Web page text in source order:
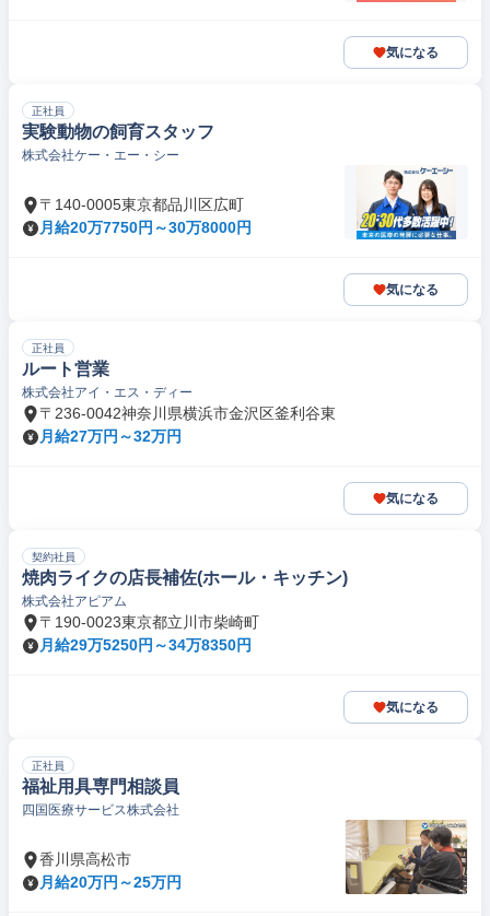
気になる
正社員
実験動物の飼育スタッフ
株式会社ケー・エー・シー
〒140-0005東京都品川区広町
月給20万7750円～30万8000円
気になる
正社員
ルート営業
株式会社アイ・エス・ディー
〒236-0042神奈川県横浜市金沢区釜利谷東
月給27万円～32万円
気になる
契約社員
焼肉ライクの店長補佐(ホール・キッチン)
株式会社アピアム
〒190-0023東京都立川市柴崎町
月給29万5250円～34万8350円
気になる
正社員
福祉用具専門相談員
四国医療サービス株式会社
香川県高松市
月給20万円～25万円